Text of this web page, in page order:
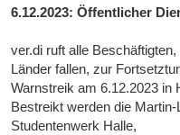
6.12.2023: Öffentlicher
ver.di ruft alle
Länder fallen, zur
Warnstreik am 6.12.2023 in
Bestreikt werden die
Studentenwerk Halle,